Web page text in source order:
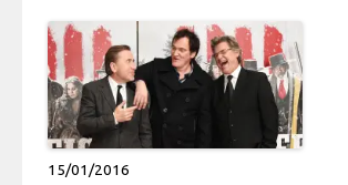
15/01/2016